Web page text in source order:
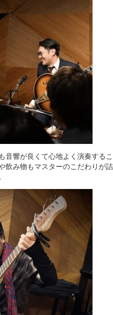
音響が良くて心地よく演奏するこ
飲み物もマスターのこだわりが詰